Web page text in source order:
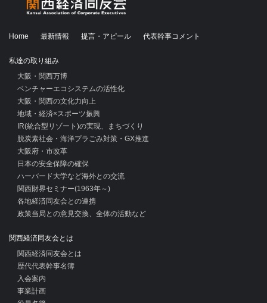
Home 最新情報 提言・アピール 代表幹事コメント
私達の取り組み
大阪・関西万博
ベンチャーエコシステムの活性化
大阪・関西の文化力向上
地域・経済×スポーツ振興
IR(統合型リゾート)の実現、まちづくり
脱炭素社会・海洋プラごみ対策・GX推進
大阪府・市改革
日本の安全保障の確保
ハーバード大学など海外との交流
関西財界セミナー(1963年～)
各地経済同友会との連携
政策当局との意見交換、全体の活動など
関西経済同友会とは
関西経済同友会とは
歴代代表幹事名簿
入会案内
事業計画